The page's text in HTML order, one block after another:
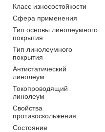
Класс износостойкости
Сфера применения
Тип основы линолеумного
покрытия
Тип линолеумного
покрытия
Антистатический
линолеум
Токопроводящий
линолеум
Свойства
противоскольжения
Состояние